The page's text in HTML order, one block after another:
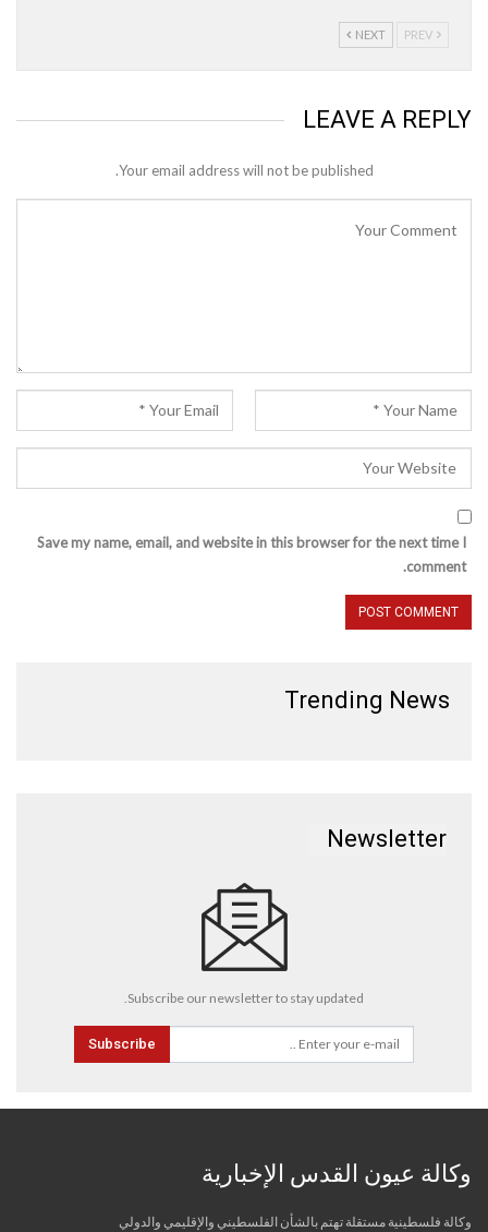
NEXT
LEAVE A REPLY
Your email address will not be published.
Save my name, email, and website in this browser for the next time I
comment.
Trending News
Newsletter
Subscribe our newsletter to stay updated.
Subscribe
وكالة عيون القدس الإخبارية
وكالة فلسطينية مستقلة تهتم بالشأن الفلسطيني والإقليمي والدولي